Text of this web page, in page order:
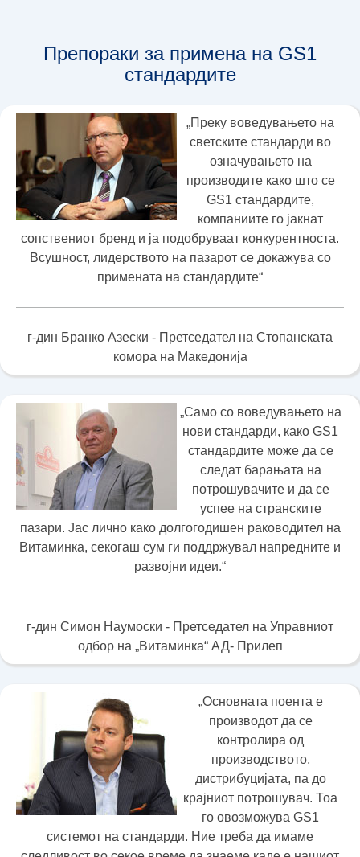
Препораки за примена на GS1
стандардите
„Преку воведувањето на
светските стандарди во
означувањето на
производите како што се
GS1 стандардите,
компаниите го јакнат
сопствениот бренд и ја подобруваат конкурентноста.
Всушност, лидерството на пазарот се докажува со
примената на стандардите“
г-дин Бранко Азески - Претседател на Стопанската
комора на Македонија
„Само со воведувањето на
нови стандарди, како GS1
стандардите може да се
следат барањата на
потрошувачите и да се
успее на странските
пазари. Јас лично како долгогодишен раководител на
Витаминка, секогаш сум ги поддржувал напредните и
развојни идеи.“
г-дин Симон Наумоски - Претседател на Управниот
одбор на „Витаминка“ АД- Прилеп
„Основната поента е
производот да се
контролира од
производството,
дистрибуцијата, па до
крајниот потрошувач. Тоа
го овозможува GS1
системот на стандарди. Ние треба да имаме